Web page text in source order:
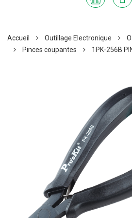
Accueil Outillage Electronique
Pinces coupantes
1PK-256B